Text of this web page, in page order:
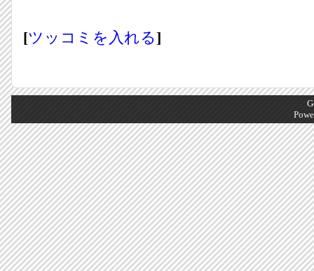
[ツッコミを入れる]